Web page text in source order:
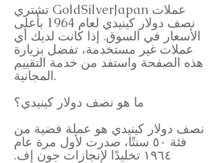
تشتري GoldSilverJapan عملات
نصف دولار كينيدي لعام 1964 بأعلى
الأسعار في السوق. إذا كانت لديك أي
عملات غير مستخدمة، تفضل بزيارة
هذه الصفحة واستفد من خدمة التقييم
المجانية.
ما هو نصف دولار كينيدي؟
نصف دولار كينيدي هو عملة فضية من
فئة ٥٠ سنتًا، صدرت لأول مرة عام
١٩٦٤ تخليدًا لإنجازات جون إف.